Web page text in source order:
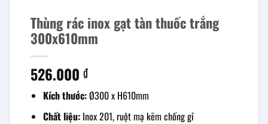
Thùng rác inox gạt tàn thuốc trắng
300x610mm
526.000 ₫
Kích thước:Ø300 x H610mm
Chất liệu:Inox 201, ruột mạ kẽm chống gỉ